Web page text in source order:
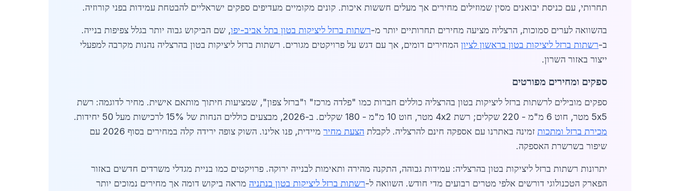
תחרותי, עם כניסת יבואנים מסין שמוזילים מחירים אך מעלים חששות איכות. קונים מקומיים מעדיפים ספקים ישראליים להבטחת עמידות בפני קורוזיה.
בהשוואה לערים סמוכות, הרצליה מציעה מחירים תחרותיים יותר מ-רשתות ברזל ליציקות בטון בתל אביב-יפו, שם הביקוש גבוה יותר בגלל צפיפות בנייה.
ב-רשתות ברזל ליציקות בטון בראשון לציון המחירים דומים, אך עם דגש על פרויקטים מגורים. רשתות ברזל ליציקות בטון בהרצליה נהנות מקרבה למפעלי
ייצור באזור השרון.
ספקים ומחירים מפורטים
ספקים מובילים לרשתות ברזל ליציקות בטון בהרצליה כוללים חברות כמו "פלדה מרכז" ו"ברזל צפון", שמציעות חיתוך מותאם אישית. מחיר לדוגמה: רשת
5x5 מטר, חוט 6 מ"מ - 220 שקלים; רשת 4x2 מטר, חוט 10 מ"מ - 180 שקלים. ב-2026, מבצעים כוללים הנחות של 15% לרכישות מעל 50 יחידות.
מכירת ברזל ומתכות זמינה באתרנו עם אספקה חינם להרצליה. לקבלת הצעת מחיר
מיידית, פנו אלינו. השוק צופה ירידה קלה במחירים בסוף 2026 עם
שיפור בשרשרת האספקה.
יתרונות רשתות ברזל ליציקות בטון בהרצליה: עמידות גבוהה, התקנה מהירה ותאימות לבנייה ירוקה. פרויקטים כמו בניית מגדלי משרדים חדשים באזור
הפארק הטכנולוגי דורשים אלפי מטרים רבועים מדי חודש. השוואה ל-רשתות ברזל ליציקות בטון בנתניה מראה ביקוש דומה אך מחירים נמוכים יותר